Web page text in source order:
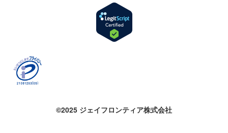
©2025 ジェイフロンティア株式会社